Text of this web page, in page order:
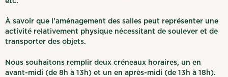
À savoir que l'aménagement des salles peut représenter une
activité relativement physique nécessitant de soulever et de
transporter des objets.
Nous souhaitons remplir deux créneaux horaires, un en
avant-midi (de 8h à 13h) et un en après-midi (de 13h à 18h).